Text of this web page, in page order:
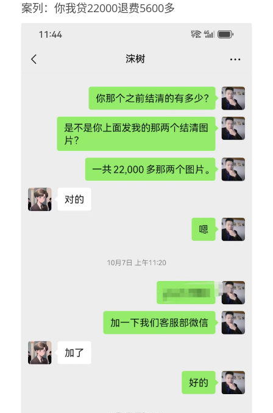
案列：你我贷22000退费5600多